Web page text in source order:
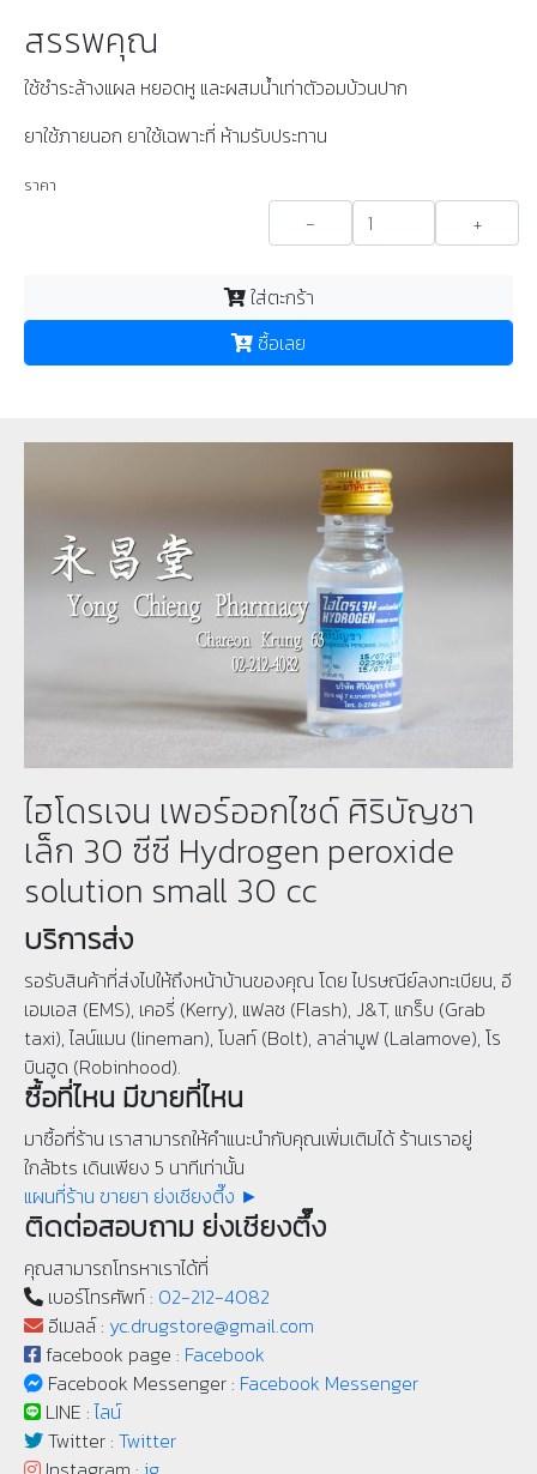
สรรพคุณ
ใช้ชำระล้างแผล หยอดหู และผสมน้ำเท่าตัวอมบ้วนปาก
ยาใช้ภายนอก ยาใช้เฉพาะที่ ห้ามรับประทาน
ราคา
- +
ใส่ตะกร้า
ซื้อเลย
ไฮโดรเจน เพอร์ออกไซด์ ศิริบัญชา
เล็ก 30 ซีซี Hydrogen peroxide
solution small 30 cc
บริการส่ง
รอรับสินค้าที่ส่งไปให้ถึงหน้าบ้านของคุณ โดย ไปรษณีย์ลงทะเบียน, อี
เอมเอส (EMS), เคอรี่ (Kerry), แฟลช (Flash), J&T, แกร็บ (Grab
taxi), ไลน์แมน (lineman), โบลท์ (Bolt), ลาล่ามูฟ (Lalamove), โร
บินฮูด (Robinhood).
ซื้อที่ไหน มีขายที่ไหน
มาซื้อที่ร้าน เราสามารถให้คำแนะนำกับคุณเพิ่มเติมได้ ร้านเราอยู่
ใกล้bts เดินเพียง 5 นาทีเท่านั้น
แผนที่ร้าน ขายยา ย่งเชียงตึ๊ง ►
ติดต่อสอบถาม ย่งเชียงตึ๊ง
คุณสามารถโทรหาเราได้ที่
เบอร์โทรศัพท์ : 02-212-4082
อีเมลล์ : yc.drugstore@gmail.com
facebook page : Facebook
Facebook Messenger : Facebook Messenger
LINE :ไลน์
Twitter : Twitter